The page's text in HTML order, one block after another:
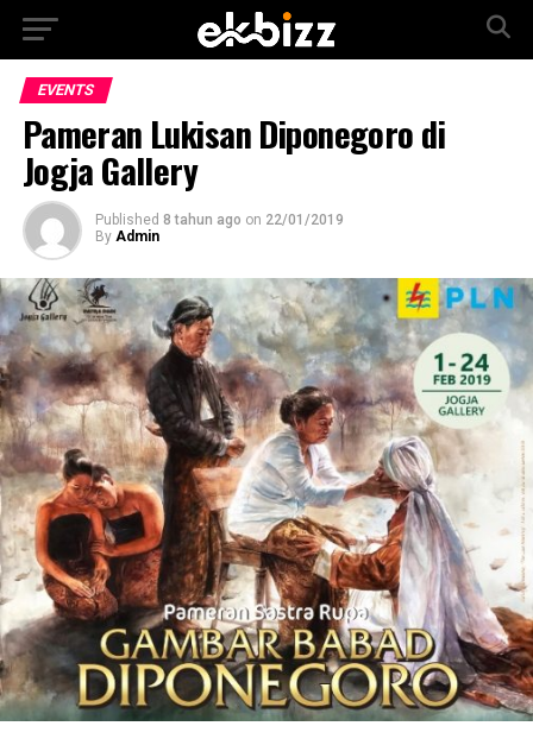
EVENTS
Pameran Lukisan Diponegoro di
Jogja Gallery
Published 8 tahun ago on 22/01/2019
By Admin